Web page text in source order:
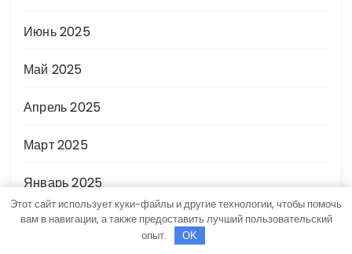
Июнь 2025
Май 2025
Апрель 2025
Март 2025
Январь 2025
Декабрь 2024
Этот сайт использует куки-файлы и другие технологии, чтобы помочь
вам в навигации, а также предоставить лучший пользовательский
опыт.
OK